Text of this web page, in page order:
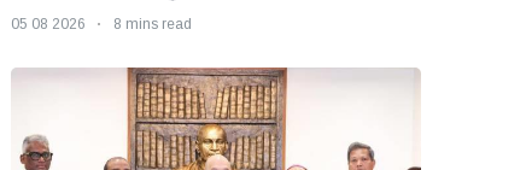
05 08 2026 8 mins read